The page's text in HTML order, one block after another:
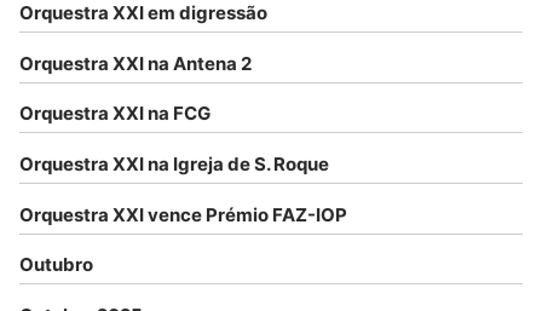
Orquestra XXI em digressão
Orquestra XXI na Antena 2
Orquestra XXI na FCG
Orquestra XXI na Igreja de S. Roque
Orquestra XXI vence Prémio FAZ-IOP
Outubro